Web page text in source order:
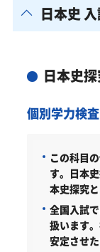
日本史
日本史
個別学力検
この科目
す。 日本
本史探究
全国入試
扱います
安定させ